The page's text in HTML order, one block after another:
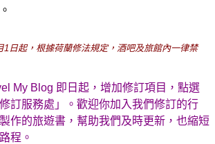
1日起，根據荷蘭修法規定，酒吧及旅館內一律禁
My Blog 即日起，增加修訂項目，點選
訂服務處」。歡迎你加入我們修訂的行
作的旅遊書，幫助我們及時更新，也縮短
程。